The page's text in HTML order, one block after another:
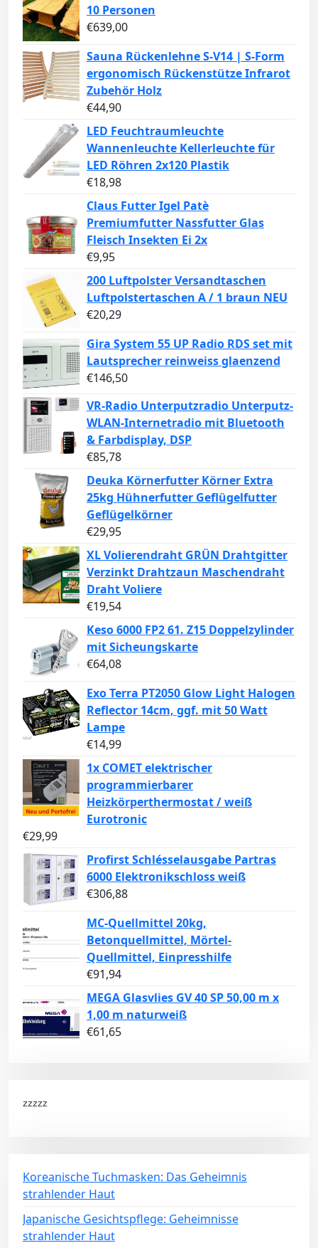
10 Personen
€639,00
Sauna Rückenlehne S-V14 | S-Form
ergonomisch Rückenstütze Infrarot
Zubehör Holz
€44,90
LED Feuchtraumleuchte
Wannenleuchte Kellerleuchte für
LED Röhren 2x120 Plastik
€18,98
Claus Futter Igel Patè
Premiumfutter Nassfutter Glas
Fleisch Insekten Ei 2x
€9,95
200 Luftpolster Versandtaschen
Luftpolstertaschen A / 1 braun NEU
€20,29
Gira System 55 UP Radio RDS set mit
Lautsprecher reinweiss glaenzend
€146,50
VR-Radio Unterputzradio Unterputz-
WLAN-Internetradio mit Bluetooth
& Farbdisplay, DSP
€85,78
Deuka Körnerfutter Körner Extra
25kg Hühnerfutter Geflügelfutter
Geflügelkörner
€29,95
XL Volierendraht GRÜN Drahtgitter
Verzinkt Drahtzaun Maschendraht
Draht Voliere
€19,54
Keso 6000 FP2 61. Z15 Doppelzylinder
mit Sicheungskarte
€64,08
Exo Terra PT2050 Glow Light Halogen
Reflector 14cm, ggf. mit 50 Watt
Lampe
€14,99
1x COMET elektrischer
programmierbarer
Heizkörperthermostat / weiß
Eurotronic
€29,99
Profirst Schlésselausgabe Partras
6000 Elektronikschloss weiß
€306,88
MC-Quellmittel 20kg,
Betonquellmittel, Mörtel-
Quellmittel, Einpresshilfe
€91,94
MEGA Glasvlies GV 40 SP 50,00 m x
1,00 m naturweiß
€61,65
zzzzz
Koreanische Tuchmasken: Das Geheimnis
strahlender Haut
Japanische Gesichtspflege: Geheimnisse
strahlender Haut